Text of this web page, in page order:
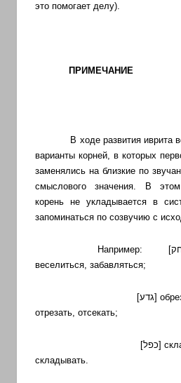
это помогает делу).
ПРИМЕЧАНИЕ
В ходе развития иврита
варианты корней, в которых
заменялись на близкие по
смыслового значения. В
корень не укладывается в
запоминаться по созвучию с
Например:
веселиться, забавляться;
[גדע]
отрезать, отсекать;
[כפל]
складывать.